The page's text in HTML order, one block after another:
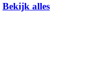
Bekijk alles